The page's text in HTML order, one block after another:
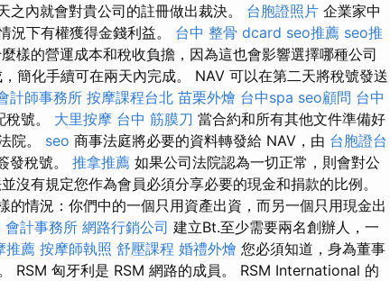
之內就會對貴公司的註冊做出裁決。 台胞證照片 企業家中
況下有權獲得金錢利益。 台中 整骨 dcard seo推薦 seo推
樣的營運成本和稅收負擔，因為這也會影響選擇哪種公司
簡化手續可在兩天內完成。 NAV 可以在第二天將稅號發送
計師事務所 按摩課程台北 苗栗外燴 台中spa seo顧問 台中
號。 大里按摩 台中 筋膜刀 當合約和所有其他文件準備好
院。 seo 商事法庭將必要的資料轉發給 NAV，由 台胞證台
發稅號。 推拿推薦 如果公司法院認為一切正常，則會對公
沒有規定您作為會員必須分享必要的現金和捐款的比例。
的情況：你們中的一個只用資產出資，而另一個只用現金出
會計事務所 網路行銷公司 建立Bt.至少需要兩名創辦人，一
推薦 按摩師執照 舒壓課程 婚禮外燴 您必須知道，身為董事
RSM 匈牙利是 RSM 網路的成員。 RSM International 的